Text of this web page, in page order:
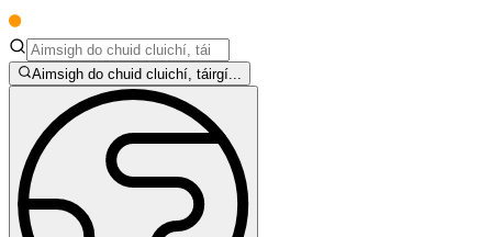
Aimsigh do chuid cluichí, táirgí...